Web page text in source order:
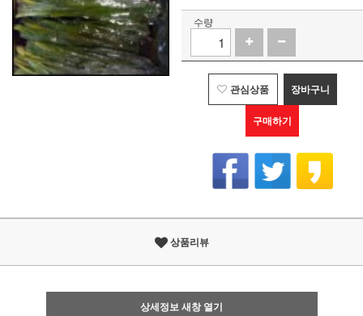
수량
관심상품 장바구니
구매하기
상품리뷰
상세정보 새창 열기